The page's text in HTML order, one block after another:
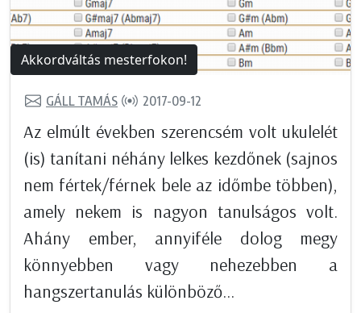
Akkordváltás mesterfokon!
GÁLL TAMÁS 2017-09-12
Az elmúlt években szerencsém volt ukulelét
(is) tanítani néhány lelkes kezdőnek (sajnos
nem fértek/férnek bele az időmbe többen),
amely nekem is nagyon tanulságos volt.
Ahány ember, annyiféle dolog megy
könnyebben vagy nehezebben a
hangszertanulás különböző...